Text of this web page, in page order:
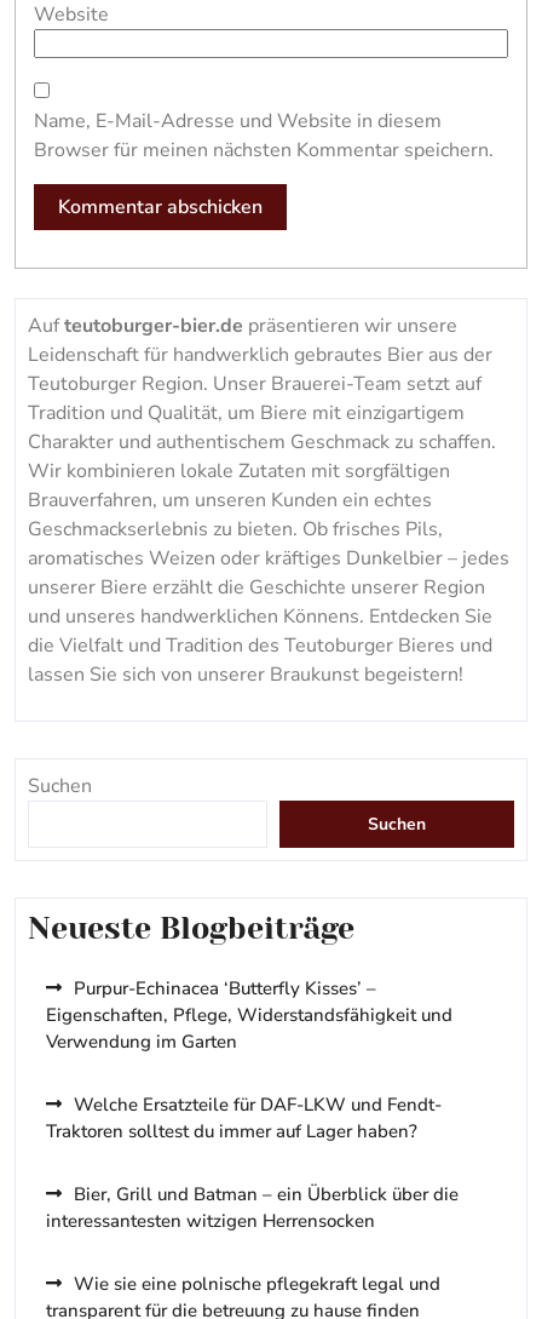
Website
Name, E-Mail-Adresse und Website in diesem
Browser für meinen nächsten Kommentar speichern.
Aufteutoburger-bier.de präsentieren wir unsere
Leidenschaft für handwerklich gebrautes Bier aus der
Teutoburger Region. Unser Brauerei-Team setzt auf
Tradition und Qualität, um Biere mit einzigartigem
Charakter und authentischem Geschmack zu schaffen.
Wir kombinieren lokale Zutaten mit sorgfältigen
Brauverfahren, um unseren Kunden ein echtes
Geschmackserlebnis zu bieten. Ob frisches Pils,
aromatisches Weizen oder kräftiges Dunkelbier – jedes
unserer Biere erzählt die Geschichte unserer Region
und unseres handwerklichen Könnens. Entdecken Sie
die Vielfalt und Tradition des Teutoburger Bieres und
lassen Sie sich von unserer Braukunst begeistern!
Suchen
Suchen
Neueste Blogbeiträge
Purpur-Echinacea ‘Butterfly Kisses’ –
Eigenschaften, Pflege, Widerstandsfähigkeit und
Verwendung im Garten
Welche Ersatzteile für DAF-LKW und Fendt-
Traktoren solltest du immer auf Lager haben?
Bier, Grill und Batman – ein Überblick über die
interessantesten witzigen Herrensocken
Wie sie eine polnische pflegekraft legal und
transparent für die betreuung zu hause finden